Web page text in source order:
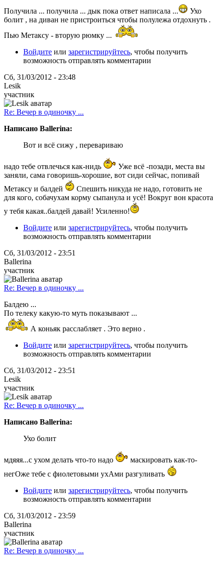
Получила ... получила ... дык пока ответ написала ...
Ухо
болит , на диван не пристроиться чтобы полулежа отдохнуть .
Пью Метаксу - вторую рюмку ...
Войдите или зарегистрируйтесь, чтобы получить
возможность отправлять комментарии
Сб, 31/03/2012 - 23:48
Lesik
участник
Re: Вечер в одиночку ...
Написано Ballerina:
Вот и всё сижу , перевариваю
надо тебе отвлечься как-нидь
Уже всё -позади, места вы
заняли, сама говоришь-хорошие, вот сиди сейчас, попивай
Метаксу и балдей
Спешить никуда не надо, готовить не
для кого, собачухам корму сыпанула и усё! Вокруг вон красота
у тебя какая..балдей давай! Усиленно!
Войдите или зарегистрируйтесь, чтобы получить
возможность отправлять комментарии
Сб, 31/03/2012 - 23:51
Ballerina
участник
Re: Вечер в одиночку ...
Балдею ...
По телеку какую-то муть показывают ...
А коньяк расслабляет . Это верно .
Войдите или зарегистрируйтесь, чтобы получить
возможность отправлять комментарии
Сб, 31/03/2012 - 23:51
Lesik
участник
Re: Вечер в одиночку ...
Написано Ballerina:
Ухо болит
мдяяя...с ухом делать что-то надо
маскировать как-то-
негОже тебе с фиолетовыми ухАми разгуливать
Войдите или зарегистрируйтесь, чтобы получить
возможность отправлять комментарии
Сб, 31/03/2012 - 23:59
Ballerina
участник
Re: Вечер в одиночку ...